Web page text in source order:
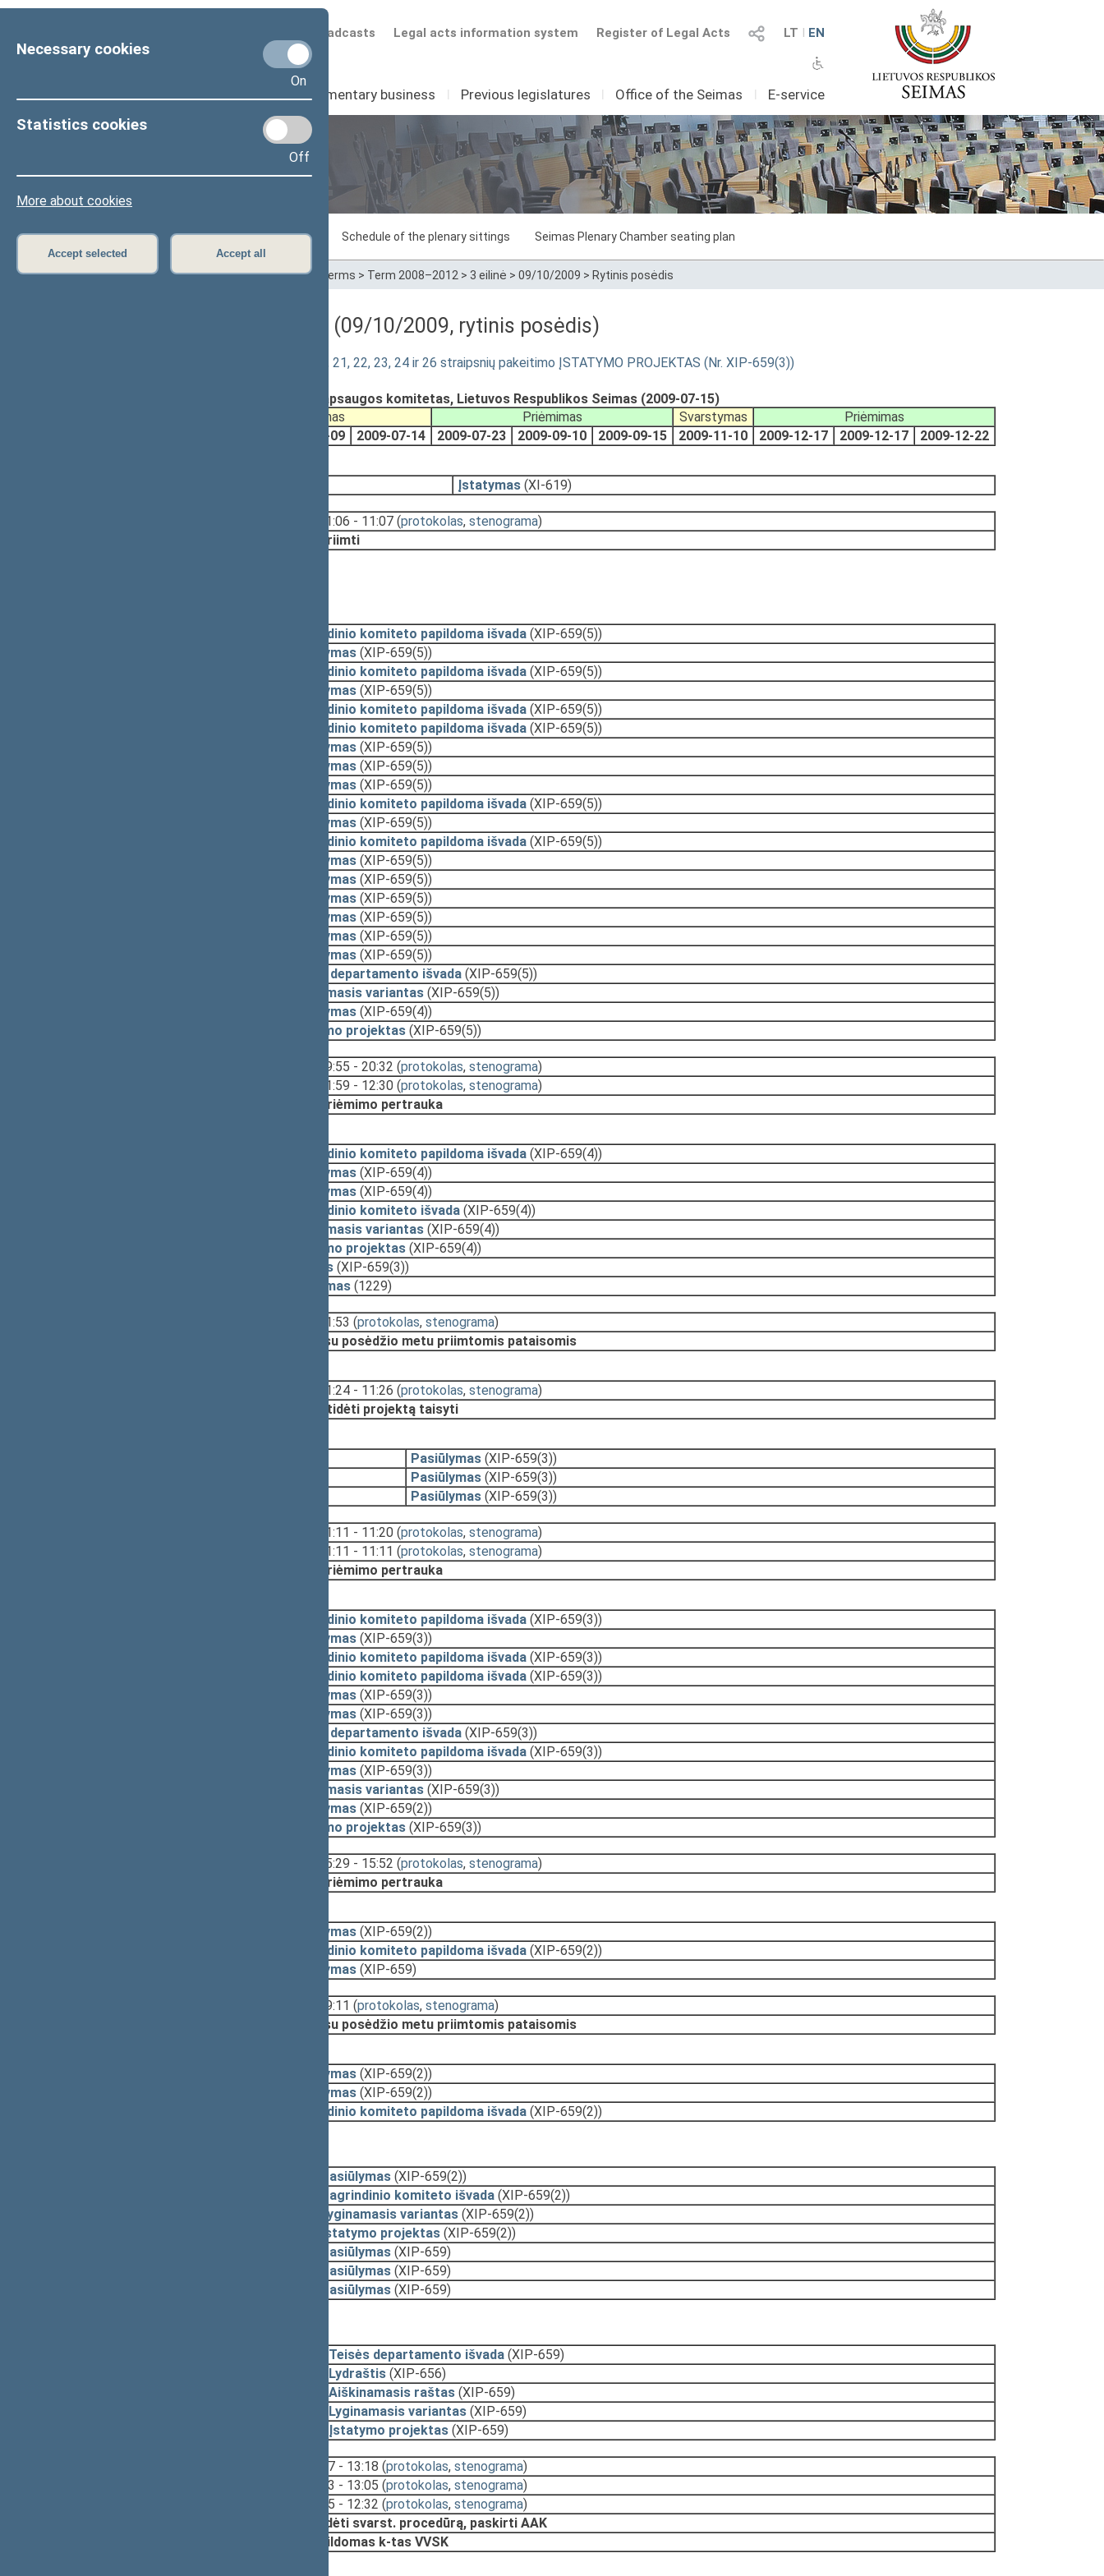
Necessary cookies
On
Statistics cookies
Off
More about cookies
Accept selected Accept all
LT I EN
Register of Legal Acts
Legal acts information system
Scheduled broadcasts
Seimas I Parliamentary business I Previous legislatures I Office of the Seimas I E-service
Sitting in progress Plenary sittings Schedule of the plenary sittings Seimas Plenary Chamber seating plan
Home>Plenary sittings>Parliamentary terms > Term 2008–2012 > 3 eilinė > 09/10/2009 > Rytinis posėdis
Darbotvarkės klausimas (09/10/2009, rytinis posėdis)
Teritorijų planavimo įstatymo 2, 12, 19, 21, 22, 23, 24 ir 26 straipsnių pakeitimo ĮSTATYMO PROJEKTAS (Nr. XIP-659(3))
Jonas ŠIMĖNAS, Aplinkos apsaugos komitetas, Lietuvos Respublikos Seimas (2009-07-15)
Svarstymas Priėmimas Svarstymas
Priėmimas
2009-07-09 2009-07-14 2009-07-23 2009-09-10 2009-09-15 2009-11-10 2009-12-17 2009-12-17 2009-12-22
Įstatymas (XI-619)
11:06 - 11:07 (protokolas, stenograma)
Priimti
Pagrindinio komiteto papildoma išvada (XIP-659(5))
Pasiūlymas (XIP-659(5))
Pagrindinio komiteto papildoma išvada (XIP-659(5))
Pasiūlymas (XIP-659(5))
Pagrindinio komiteto papildoma išvada (XIP-659(5))
Pagrindinio komiteto papildoma išvada (XIP-659(5))
Pasiūlymas (XIP-659(5))
Pasiūlymas (XIP-659(5))
Pasiūlymas (XIP-659(5))
Pagrindinio komiteto papildoma išvada (XIP-659(5))
Pasiūlymas (XIP-659(5))
Pagrindinio komiteto papildoma išvada (XIP-659(5))
Pasiūlymas (XIP-659(5))
Pasiūlymas (XIP-659(5))
Pasiūlymas (XIP-659(5))
Pasiūlymas (XIP-659(5))
Pasiūlymas (XIP-659(5))
Pasiūlymas (XIP-659(5))
Teisės departamento išvada (XIP-659(5))
Lyginamasis variantas (XIP-659(5))
Pasiūlymas (XIP-659(4))
Įstatymo projektas (XIP-659(5))
19:55 - 20:32 (protokolas, stenograma)
11:59 - 12:30 (protokolas, stenograma)
Priėmimo pertrauka
Pagrindinio komiteto papildoma išvada (XIP-659(4))
Pasiūlymas (XIP-659(4))
Pasiūlymas (XIP-659(4))
Pagrindinio komiteto išvada (XIP-659(4))
Lyginamasis variantas (XIP-659(4))
Įstatymo projektas (XIP-659(4))
Priedas (XIP-659(3))
Nutarimas (1229)
11:09 - 11:53 (protokolas, stenograma)
Pritarti su posėdžio metu priimtomis pataisomis
11:24 - 11:26 (protokolas, stenograma)
Atidėti projektą taisyti
Pasiūlymas (XIP-659(3))
Pasiūlymas (XIP-659(3))
Pasiūlymas (XIP-659(3))
11:11 - 11:20 (protokolas, stenograma)
11:11 - 11:11 (protokolas, stenograma)
Priėmimo pertrauka
Pagrindinio komiteto papildoma išvada (XIP-659(3))
Pasiūlymas (XIP-659(3))
Pagrindinio komiteto papildoma išvada (XIP-659(3))
Pagrindinio komiteto papildoma išvada (XIP-659(3))
Pasiūlymas (XIP-659(3))
Pasiūlymas (XIP-659(3))
Teisės departamento išvada (XIP-659(3))
Pagrindinio komiteto papildoma išvada (XIP-659(3))
Pasiūlymas (XIP-659(3))
Lyginamasis variantas (XIP-659(3))
Pasiūlymas (XIP-659(2))
Įstatymo projektas (XIP-659(3))
15:29 - 15:52 (protokolas, stenograma)
Priėmimo pertrauka
Pasiūlymas (XIP-659(2))
Pagrindinio komiteto papildoma išvada (XIP-659(2))
Pasiūlymas (XIP-659)
18:53 - 19:11 (protokolas, stenograma)
Pritarti su posėdžio metu priimtomis pataisomis
Pasiūlymas (XIP-659(2))
Pasiūlymas (XIP-659(2))
Pagrindinio komiteto papildoma išvada (XIP-659(2))
Pasiūlymas (XIP-659(2))
Pagrindinio komiteto išvada (XIP-659(2))
Lyginamasis variantas (XIP-659(2))
Įstatymo projektas (XIP-659(2))
Pasiūlymas (XIP-659)
Pasiūlymas (XIP-659)
Pasiūlymas (XIP-659)
Teisės departamento išvada (XIP-659)
Lydraštis (XIP-656)
Aiškinamasis raštas (XIP-659)
Lyginamasis variantas (XIP-659)
Įstatymo projektas (XIP-659)
13:17 - 13:18 (protokolas, stenograma)
12:33 - 13:05 (protokolas, stenograma)
12:15 - 12:32 (protokolas, stenograma)
Pradėti svarst. procedūrą, paskirti AAK
Papildomas k-tas VVSK